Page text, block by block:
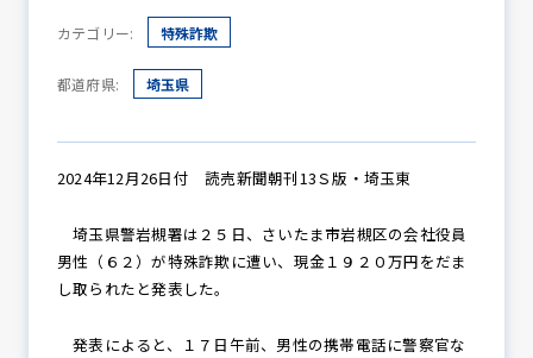
防犯活動ニュース
防犯パトロール
防犯セミナー
カテゴリー: 特殊詐欺
都道府県: 埼玉県
2024年12月26日付 読売新聞朝刊13Ｓ版・埼玉東
埼玉県警岩槻署は２５日、さいたま市岩槻区の会社役員
男性（６２）が特殊詐欺に遭い、現金１９２０万円をだま
し取られたと発表した。
発表によると、１７日午前、男性の携帯電話に警察官な